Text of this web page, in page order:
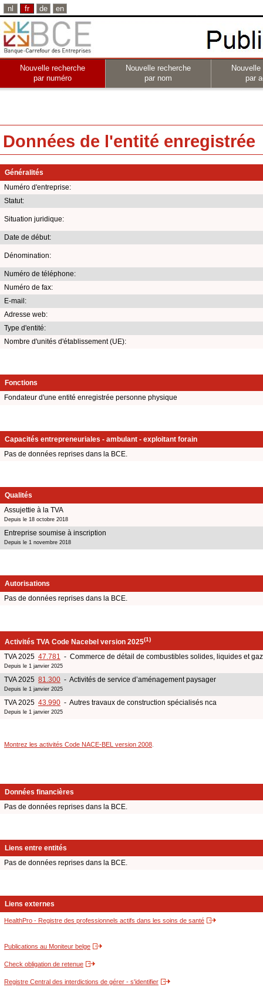
nl fr de en
Nouvelle recherche
par numéro
Nouvelle recherche
par nom
par
Données de l'entité enregistrée
Généralités
Numéro d'entreprise:
Statut:
Situation juridique:
Date de début:
Dénomination:
Numéro de téléphone:
Numéro de fax:
E-mail:
Adresse web:
Type d'entité:
Nombre d'unités d'établissement (UE):
Fonctions
Fondateur d'une entité enregistrée personne physique
Capacités entrepreneuriales - ambulant - exploitant forain
Pas de données reprises dans la BCE.
Qualités
Assujettie à la TVA
Depuis le 18 octobre 2018
Entreprise soumise à inscription
Depuis le 1 novembre 2018
Autorisations
Pas de données reprises dans la BCE.
Activités TVA Code Nacebel version 2025(1)
TVA 2025 47.781 - Commerce de détail de combustibles solides, liquides et
Depuis le 1 janvier 2025
TVA 2025 81.300 - Activités de service d’aménagement paysager
Depuis le 1 janvier 2025
TVA 2025 43.990 - Autres travaux de construction spécialisés nca
Depuis le 1 janvier 2025
Montrez les activités Code NACE-BEL version 2008
Données financières
Pas de données reprises dans la BCE.
Liens entre entités
Pas de données reprises dans la BCE.
Liens externes
HealthPro - Registre des professionnels actifs dans les soins de santé
Publications au Moniteur belge
Check obligation de retenue
Registre Central des interdictions de gérer - s'identifier